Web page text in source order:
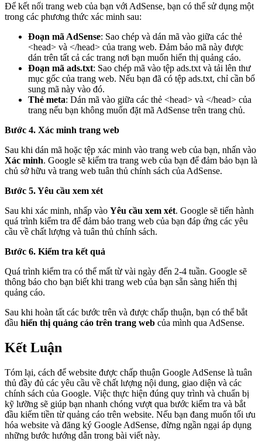
Để kết nối trang web của bạn với AdSense, bạn có thể sử dụng một
trong các phương thức xác minh sau:
Đoạn mã AdSense: Sao chép và dán mã vào giữa các thẻ
<head> và </head> của trang web. Đảm bảo mã này được
dán trên tất cả các trang nơi bạn muốn hiển thị quảng cáo.
Đoạn mã ads.txt: Sao chép mã vào tệp ads.txt và tải lên thư
mục gốc của trang web. Nếu bạn đã có tệp ads.txt, chỉ cần bổ
sung mã này vào đó.
Thẻ meta: Dán mã vào giữa các thẻ <head> và </head> của
trang nếu bạn không muốn đặt mã AdSense trên trang chủ.
Bước 4. Xác minh trang web
Sau khi dán mã hoặc tệp xác minh vào trang web của bạn, nhấn vào
Xác minh. Google sẽ kiểm tra trang web của bạn để đảm bảo bạn là
chủ sở hữu và trang web tuân thủ chính sách của AdSense.
Bước 5. Yêu cầu xem xét
Sau khi xác minh, nhấp vào Yêu cầu xem xét. Google sẽ tiến hành
quá trình kiểm tra để đảm bảo trang web của bạn đáp ứng các yêu
cầu về chất lượng và tuân thủ chính sách.
Bước 6. Kiểm tra kết quả
Quá trình kiểm tra có thể mất từ vài ngày đến 2-4 tuần. Google sẽ
thông báo cho bạn biết khi trang web của bạn sẵn sàng hiển thị
quảng cáo.
Sau khi hoàn tất các bước trên và được chấp thuận, bạn có thể bắt
đầu hiển thị quảng cáo trên trang web của mình qua AdSense.
Kết Luận
Tóm lại, cách để website được chấp thuận Google AdSense là tuân
thủ đầy đủ các yêu cầu về chất lượng nội dung, giao diện và các
chính sách của Google. Việc thực hiện đúng quy trình và chuẩn bị
kỹ lưỡng sẽ giúp bạn nhanh chóng vượt qua bước kiểm tra và bắt
đầu kiếm tiền từ quảng cáo trên website. Nếu bạn đang muốn tối ưu
hóa website và đăng ký Google AdSense, đừng ngần ngại áp dụng
những bước hướng dẫn trong bài viết này.